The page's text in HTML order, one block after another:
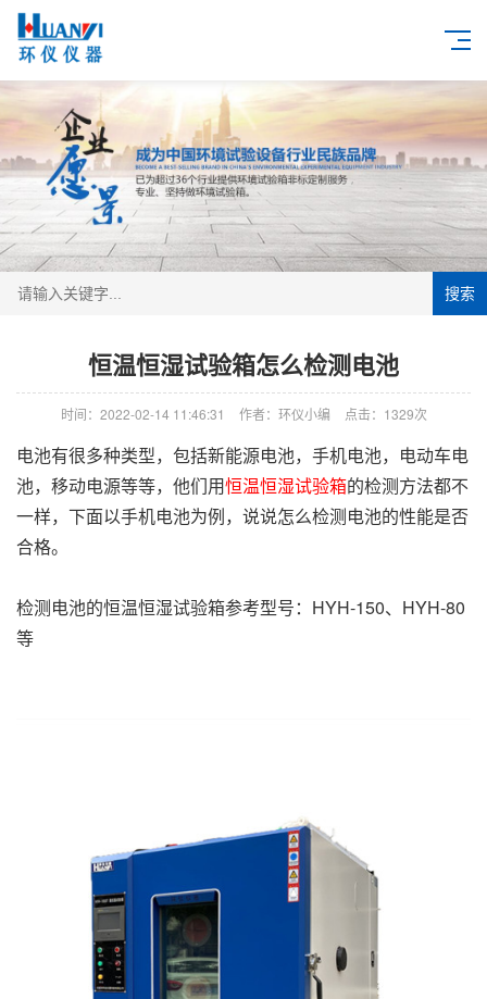
搜索
恒温恒湿试验箱怎么检测电池
时间：2022-02-14 11:46:31 作者：环仪小编 点击： 1329次
电池有很多种类型，包括新能源电池，手机电池，电动车电
池，移动电源等等，他们用恒温恒湿试验箱的检测方法都不
一样，下面以手机电池为例，说说怎么检测电池的性能是否
合格。
检测电池的恒温恒湿试验箱参考型号：HYH-150、HYH-80
等